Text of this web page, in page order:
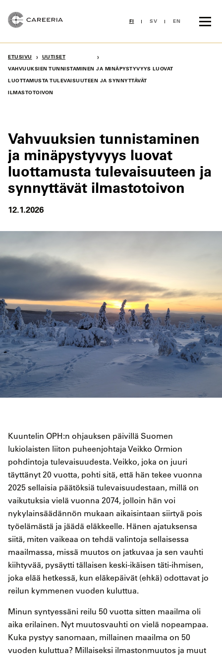
sisältöön
FI SV EN
ETUSIVU › UUTISET ›
VAHVUUKSIEN TUNNISTAMINEN JA MINÄPYSTYVYYS LUOVAT
LUOTTAMUSTA TULEVAISUUTEEN JA SYNNYTTÄVÄT
ILMASTOTOIVON
Vahvuuksien tunnistaminen
ja minäpystyvyys luovat
luottamusta tulevaisuuteen ja
synnyttävät ilmastotoivon
12.1.2026
Kuuntelin OPH:n ohjauksen päivillä Suomen
lukiolaisten liiton puheenjohtaja Veikko Ormion
pohdintoja tulevaisuudesta. Veikko, joka on juuri
täyttänyt 20 vuotta, pohti sitä, että hän tekee vuonna
2025 sellaisia päätöksiä tulevaisuudestaan, millä on
vaikutuksia vielä vuonna 2074, jolloin hän voi
nykylainsäädännön mukaan aikaisintaan siirtyä pois
työelämästä ja jäädä eläkkeelle. Hänen ajatuksensa
siitä, miten vaikeaa on tehdä valintoja sellaisessa
maailmassa, missä muutos on jatkuvaa ja sen vauhti
kiihtyvää, pysäytti tällaisen keski-ikäisen täti-ihmisen,
joka elää hetkessä, kun eläkepäivät (ehkä) odottavat jo
reilun kymmenen vuoden kuluttua.
Minun syntyessäni reilu 50 vuotta sitten maailma oli
aika erilainen. Nyt muutosvauhti on vielä nopeampaa.
Kuka pystyy sanomaan, millainen maailma on 50
vuoden kuluttua? Millaiseksi ilmastonmuutos ja muut